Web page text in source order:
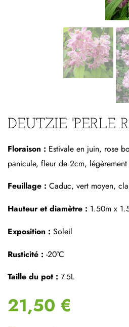
DEUTZIE 'PERLE
Floraison : Estivale en juin, rose
panicule, fleur de 2cm, légèrement
Feuillage : Caduc, vert moyen,
Hauteur et diamètre : 1.50m x
Exposition : Soleil
Rusticité : -20°C
Taille du pot : 7.5L
21,50 €